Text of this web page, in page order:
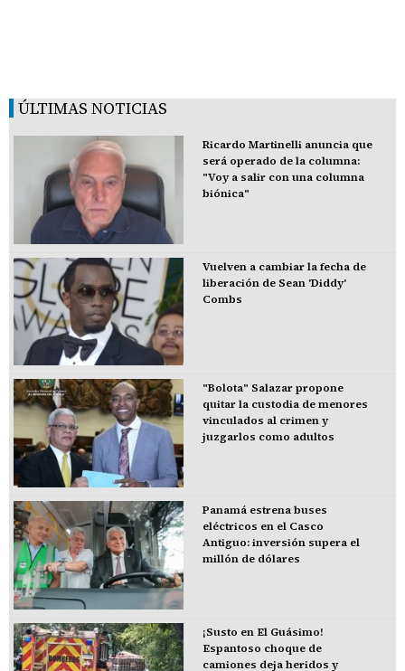
ÚLTIMAS NOTICIAS
Ricardo Martinelli anuncia que
será operado de la columna:
"Voy a salir con una columna
biónica"
Vuelven a cambiar la fecha de
liberación de Sean 'Diddy'
Combs
"Bolota" Salazar propone
quitar la custodia de menores
vinculados al crimen y
juzgarlos como adultos
Panamá estrena buses
eléctricos en el Casco
Antiguo: inversión supera el
millón de dólares
¡Susto en El Guásimo!
Espantoso choque de
camiones deja heridos y